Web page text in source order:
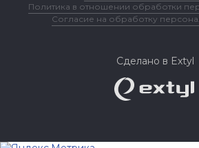
Политика в отношении обработки
Согласие на обработку
Сделано в Extyl